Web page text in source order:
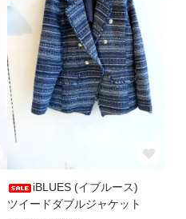
iBLUES (イブルース)
ツイードダブルジャケット